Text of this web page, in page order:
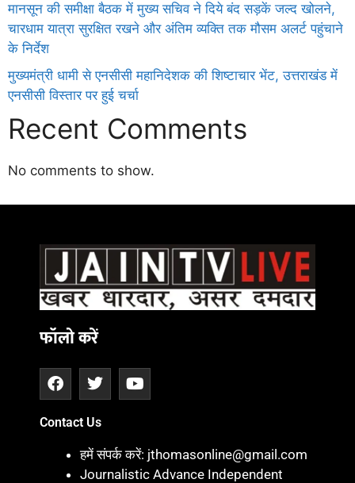
मानसून की समीक्षा बैठक में मुख्य सचिव ने दिये बंद सड़कें जल्द खोलने,
चारधाम यात्रा सुरक्षित रखने और अंतिम व्यक्ति तक मौसम अलर्ट पहुंचाने
के निर्देश
मुख्यमंत्री धामी से एनसीसी महानिदेशक की शिष्टाचार भेंट, उत्तराखंड में
एनसीसी विस्तार पर हुई चर्चा
Recent Comments
No comments to show.
फॉलो करें
Contact Us
हमें संपर्क करें: jthomasonline@gmail.com
Journalistic Advance Independent